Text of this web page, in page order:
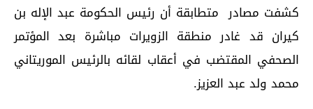
كشفت مصادر متطابقة أن رئيس الحكومة عبد الإله بن
كيران قد غادر منطقة الزويرات مباشرة بعد المؤتمر
الصحفي المقتضب في أعقاب لقائه بالرئيس الموريتاني
محمد ولد عبد العزيز.